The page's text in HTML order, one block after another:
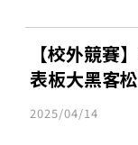
【校外競賽
表板大黑客
2025/04/14